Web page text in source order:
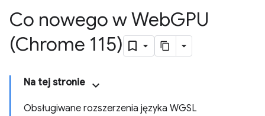
Co nowego w WebGPU
(Chrome 115)
Na tej stronie
Obsługiwane rozszerzenia języka WGSL